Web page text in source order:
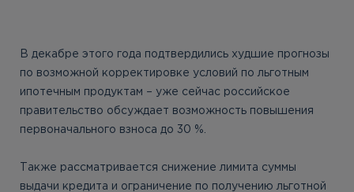
В декабре этого года подтвердились худшие прогнозы
по возможной корректировке условий по льготным
ипотечным продуктам – уже сейчас российское
правительство обсуждает возможность повышения
первоначального взноса до 30 %.
Также рассматривается снижение лимита суммы
выдачи кредита и ограничение по получению льготной